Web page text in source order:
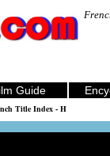
Guide
Title Index - H